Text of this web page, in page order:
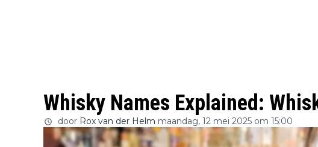
Whisky Names Explained:
door Rox van der Helm maandag, 12 mei 2025 om 15:00